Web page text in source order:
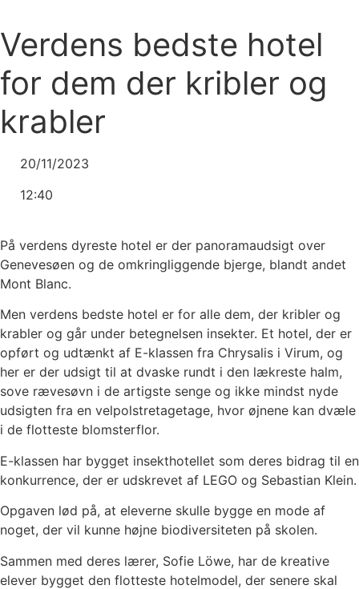
indhold
Verdens bedste hotel
for dem der kribler og
krabler
20/11/2023
12:40
På verdens dyreste hotel er der panoramaudsigt over
Genevesøen og de omkringliggende bjerge, blandt andet
Mont Blanc.
Men verdens bedste hotel er for alle dem, der kribler og
krabler og går under betegnelsen insekter. Et hotel, der er
opført og udtænkt af E-klassen fra Chrysalis i Virum, og
her er der udsigt til at dvaske rundt i den lækreste halm,
sove rævesøvn i de artigste senge og ikke mindst nyde
udsigten fra en velpolstretagetage, hvor øjnene kan dvæle
i de flotteste blomsterflor.
E-klassen har bygget insekthotellet som deres bidrag til en
konkurrence, der er udskrevet af LEGO og Sebastian Klein.
Opgaven lød på, at eleverne skulle bygge en mode af
noget, der vil kunne højne biodiversiteten på skolen.
Sammen med deres lærer, Sofie Löwe, har de kreative
elever bygget den flotteste hotelmodel, der senere skal